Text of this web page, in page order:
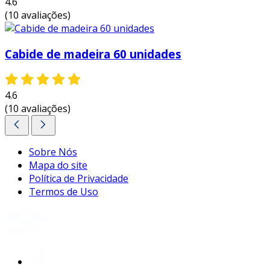
cabides de madeira se destacam como uma
solução eficiente e estética para a organização
de roupas.entre em contato e solicite um
orçamento personalizado!
(10 avaliações)
Cabide de madeira 60 unidades
4.6
(10 avaliações)
Sobre Nós
Mapa do site
Política de Privacidade
Termos de Uso